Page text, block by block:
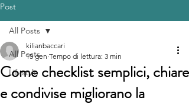
Post
All Posts
Lifestyle
All Posts
Come checklist semplici, chiare
e condivise migliorano la
kilianbaccari
15 gen Tempo di lettura: 3 min